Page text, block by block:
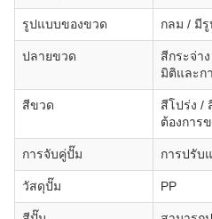
รูปแบบของขวด กลม / มีรู
ปลายขวด
สีกระจ่า
มิติและก
สีขวด
สีโปร่ง /
ต้องการ
การจับคู่ปั๊ม การปรับ
วัสดุปั๊ม PP